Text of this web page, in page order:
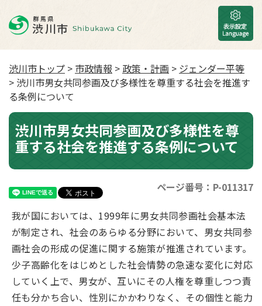
渋川市トップ > 市政情報 > 政策・計画 > ジェンダー平等
> 渋川市男女共同参画及び多様性を尊重する社会を推進す
る条例について
渋川市男女共同参画及び多様性を尊
重する社会を推進する条例について
ページ番号：P-011317
我が国においては、1999年に男女共同参画社会基本法
が制定され、社会のあらゆる分野において、男女共同参
画社会の形成の促進に関する施策が推進されています。
少子高齢化をはじめとした社会情勢の急速な変化に対応
していく上で、男女が、互いにその人権を尊重しつつ責
任も分かち合い、性別にかかわりなく、その個性と能力